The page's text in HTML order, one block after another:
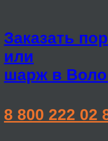
Заказать
или
шарж в
8 800 222 02